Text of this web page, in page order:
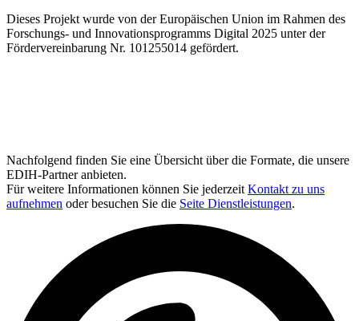
Dieses Projekt wurde von der Europäischen Union im Rahmen des
Forschungs- und Innovationsprogramms Digital 2025 unter der
Fördervereinbarung Nr. 101255014 gefördert.
Nachfolgend finden Sie eine Übersicht über die Formate, die unsere
EDIH-Partner anbieten.
Für weitere Informationen können Sie jederzeit Kontakt zu uns
aufnehmen oder besuchen Sie die Seite Dienstleistungen.